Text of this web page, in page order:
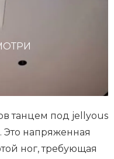
танцем под jellyous
Это напряженная
ног, требующая